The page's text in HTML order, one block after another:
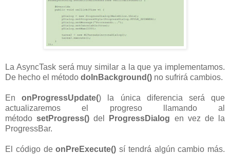
La AsyncTask será muy similar a la que ya implementamos.
De hecho el método doInBackground() no sufrirá cambios.
EnonProgressUpdate() la única diferencia será que
actualizaremos el progreso llamando al
métodosetProgress() del ProgressDialog en vez de la
ProgressBar.
El código deonPreExecute() sí tendrá algún cambio más.